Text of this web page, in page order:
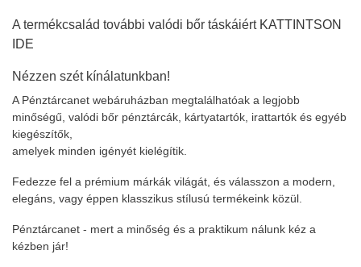
A termékcsalád további valódi bőr táskáiért KATTINTSON
IDE
Nézzen szét kínálatunkban!
A Pénztárcanet webáruházban megtalálhatóak a legjobb
minőségű, valódi bőr pénztárcák, kártyatartók, irattartók és egyéb
kiegészítők,
amelyek minden igényét kielégítik.
Fedezze fel a prémium márkák világát, és válasszon a modern,
elegáns, vagy éppen klasszikus stílusú termékeink közül.
Pénztárcanet - mert a minőség és a praktikum nálunk kéz a
kézben jár!